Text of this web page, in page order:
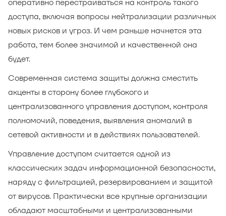
оперативно перестраиваться на контроль такого
доступа, включая вопросы нейтрализации различных
новых рисков и угроз. И чем раньше начнется эта
работа, тем более значимой и качественной она
будет.
Современная система защиты должна сместить
акценты в сторону более глубокого и
централизованного управления доступом, контроля
полномочий, поведения, выявления аномалий в
сетевой активности и в действиях пользователей.
Управление доступом считается одной из
классических задач информационной безопасности,
наряду с фильтрацией, резервированием и защитой
от вирусов. Практически все крупные организации
обладают масштабными и централизованными